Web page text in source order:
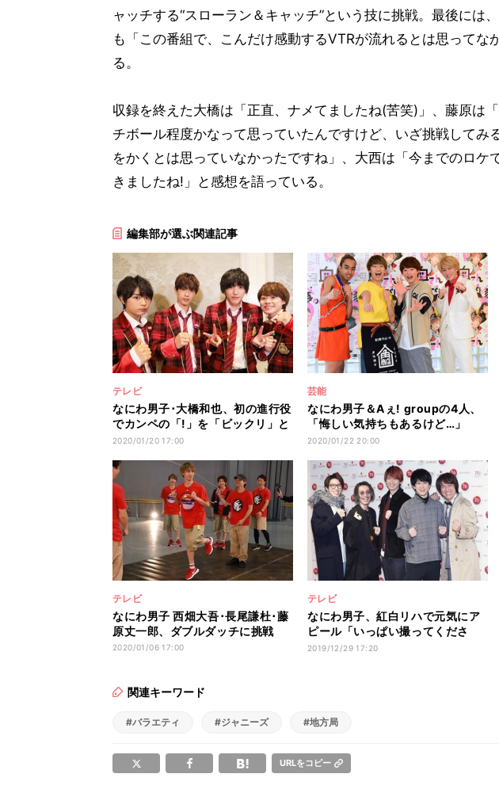
ャッチする“スローラン＆キャッチ”という技に挑戦。最後には
も「この番組で、こんだけ感動するVTRが流れるとは思ってな
る。
収録を終えた大橋は「正直、ナメてましたね(苦笑)」、藤原は
チボール程度かなって思っていたんですけど、いざ挑戦して
をかくとは思っていなかったですね」、大西は「今までのロケ
きましたね!」と感想を語っている。
編集部が選ぶ関連記事
テレビ
なにわ男子･大橋和也、初の進行役
でカンペの「!」を「ビックリ」と
読む
2020/01/20 17:00
芸能
なにわ男子＆Aぇ! groupの4人、
「悔しい気持ちもあるけど…」
SixTONES・Snow Man祝福
2020/01/22 20:00
テレビ
なにわ男子 西畑大吾･長尾謙杜･藤
原丈一郎、ダブルダッチに挑戦
2020/01/06 17:00
テレビ
なにわ男子、紅白リハで元気にア
ピール「いっぱい撮ってくださ
い!」
2019/12/29 17:20
関連キーワード
#バラエティ #ジャニーズ #地方局
URLをコピー